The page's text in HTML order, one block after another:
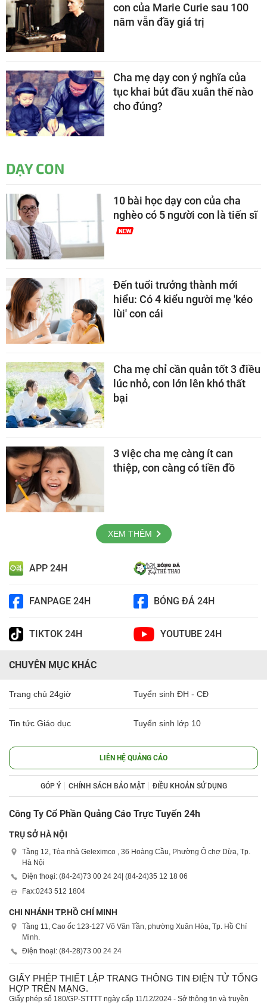
con của Marie Curie sau 100
năm vẫn đầy giá trị
Cha mẹ dạy con ý nghĩa của
tục khai bút đầu xuân thế nào
cho đúng?
DẠY CON
10 bài học dạy con của cha
nghèo có 5 người con là tiến sĩ
Đến tuổi trưởng thành mới
hiểu: Có 4 kiểu người mẹ 'kéo
lùi' con cái
Cha mẹ chỉ cần quản tốt 3 điều
lúc nhỏ, con lớn lên khó thất
bại
3 việc cha mẹ càng ít can
thiệp, con càng có tiền đồ
XEM THÊM
APP 24H
FANPAGE 24H BÓNG ĐÁ 24H
TIKTOK 24H YOUTUBE 24H
CHUYÊN MỤC KHÁC
Trang chủ 24giờ Tuyển sinh ĐH - CĐ
Tin tức Giáo dục Tuyển sinh lớp 10
LIÊN HỆ QUẢNG CÁO
GÓP Ý CHÍNH SÁCH BẢO MẬT ĐIỀU KHOẢN SỬ DỤNG
Công Ty Cổ Phần Quảng Cáo Trực Tuyến 24h
TRỤ SỞ HÀ NỘI
Tầng 12, Tòa nhà Geleximco , 36 Hoàng Cầu, Phường Ô chợ Dừa, Tp.
Hà Nội
Điện thoại: (84-24)73 00 24 24| (84-24)35 12 18 06
Fax:0243 512 1804
CHI NHÁNH TP.HỒ CHÍ MINH
Tầng 11, Cao ốc 123-127 Võ Văn Tần, phường Xuân Hòa, Tp. Hồ Chí
Minh.
Điện thoại: (84-28)73 00 24 24
GIẤY PHÉP THIẾT LẬP TRANG THÔNG TIN ĐIỆN TỬ TỔNG
HỢP TRÊN MẠNG.
Giấy phép số 180/GP-STTTT ngày cấp 11/12/2024 - Sở thông tin và truyền